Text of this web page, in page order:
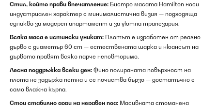
Стил, който прави впечатление: Бистро масата Hamilton носи
индустриален характер с минималистична визия — подходяща
еднакво за модерен апартамент и за уютна трапезария.
Всяка маса е истински уникат: Плотът е изработен от реално
дърво с диаметър 60 cm — естествената шарка и нюансът на
дървото правят всяко парче неповторимо.
Лесна поддръжка всеки ден: Фино полираната повърхност на
плота не задържа петна и се почиства бързо — достатъчно е
само влажна кърпа.
Стои стабилно дори на неравен под: Масивната стоманена